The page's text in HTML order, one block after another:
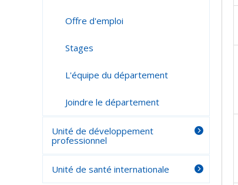
Offre d'emploi
Stages
L'équipe du département
Joindre le département
Unité de développement
professionnel
Unité de santé internationale